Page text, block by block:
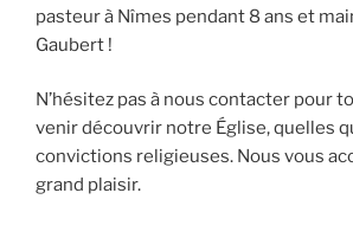
pasteur à Nîmes pendant 8 ans et
Gaubert !
N’hésitez pas à nous contacter pour
venir découvrir notre Église, quelles
convictions religieuses. Nous vous
grand plaisir.